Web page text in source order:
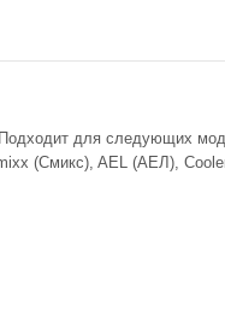
для следующих
(Смикс), AEL (АЕЛ),